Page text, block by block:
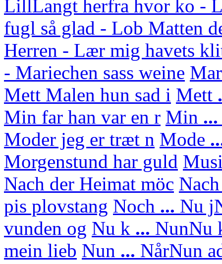
LillLangt herfra hvor ko -
fugl så glad - Lob Matten
Herren - Lær mig havets
- Mariechen sass weine
Mett Malen hun sad i Mett
Min far han var en r Min
Moder jeg er træt n Mode
Morgenstund har guld
Nach der Heimat möc Nach
pis plovstang Noch ... Nu j
vunden og Nu k ... NunNu
mein lieb Nun ... NårNun